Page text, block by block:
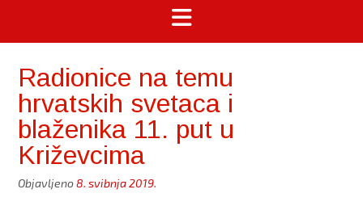
Radionice na temu
hrvatskih svetaca i
blaženika 11. put u
Križevcima
Objavljeno8. svibnja 2019.